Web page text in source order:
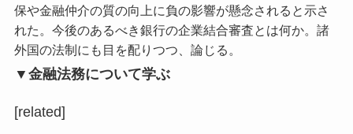
保や金融仲介の質の向上に負の影響が懸念されると示さ
れた。今後のあるべき銀行の企業結合審査とは何か。諸
外国の法制にも目を配りつつ、論じる。
▼金融法務について学ぶ
[related]